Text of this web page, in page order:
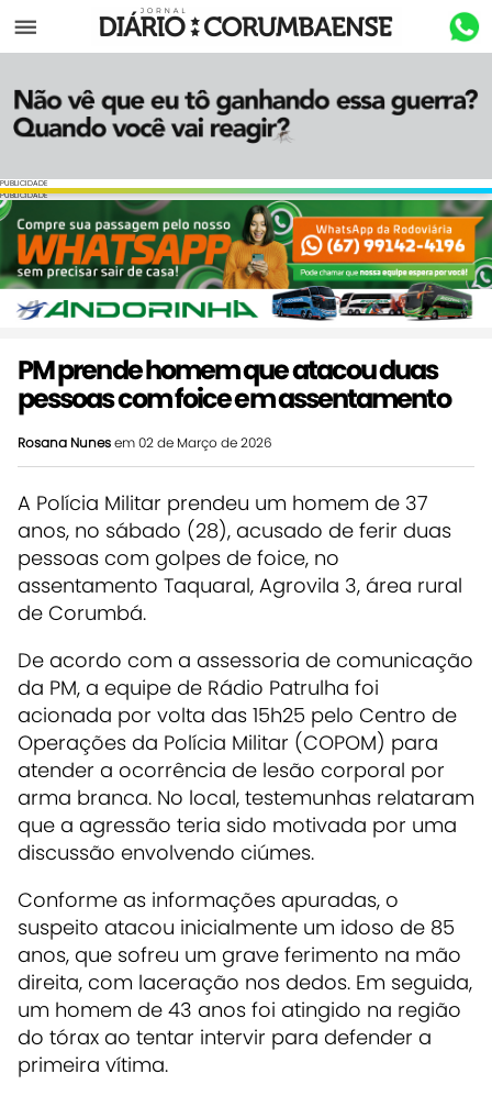
Menu
PUBLICIDADE
PUBLICIDADE
PM prende homem que atacou duas
pessoas com foice em assentamento
Rosana Nunesem 02 de Março de 2026
A Polícia Militar prendeu um homem de 37
anos, no sábado (28), acusado de ferir duas
pessoas com golpes de foice, no
assentamento Taquaral, Agrovila 3, área rural
de Corumbá.
De acordo com a assessoria de comunicação
da PM, a equipe de Rádio Patrulha foi
acionada por volta das 15h25 pelo Centro de
Operações da Polícia Militar (COPOM) para
atender a ocorrência de lesão corporal por
arma branca. No local, testemunhas relataram
que a agressão teria sido motivada por uma
discussão envolvendo ciúmes.
Conforme as informações apuradas, o
suspeito atacou inicialmente um idoso de 85
anos, que sofreu um grave ferimento na mão
direita, com laceração nos dedos. Em seguida,
um homem de 43 anos foi atingido na região
do tórax ao tentar intervir para defender a
primeira vítima.